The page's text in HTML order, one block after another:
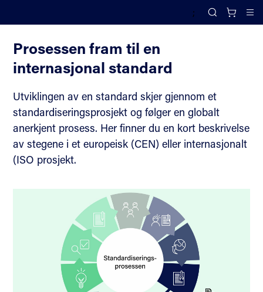
;
Search
Prosessen fram til en
internasjonal standard
Utviklingen av en standard skjer gjennom et
standardiseringsprosjekt og følger en globalt
anerkjent prosess. Her finner du en kort beskrivelse
av stegene i et europeisk (CEN) eller internasjonalt
(ISO prosjekt.